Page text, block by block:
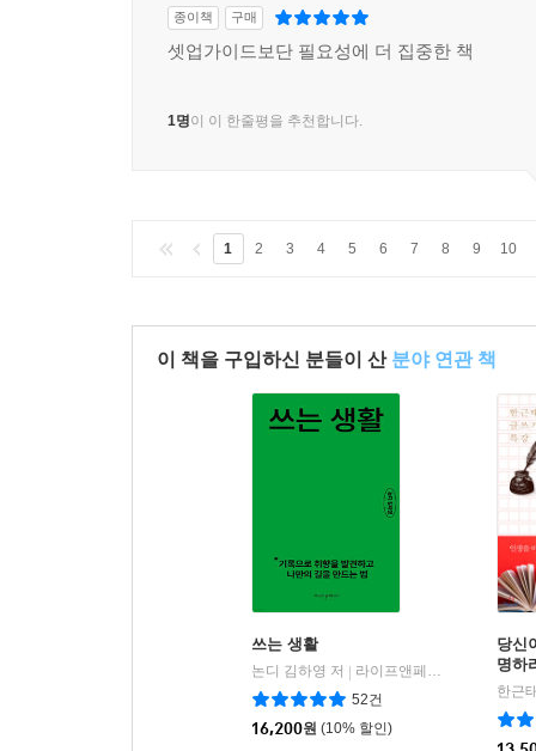
종이책 구매
셋업가이드보단 필요성에 더 집중한 책
1명이 이 한줄평을 추천합니다.
1 2 3 4 5 6 7 8 9 10
이 책을 구입하신 분들이 산 분야 연관 책
쓰는 생활
논디 김하영 저
라이프앤페이지
52건
16,200원 (10% 할인)
당신
명하
한근